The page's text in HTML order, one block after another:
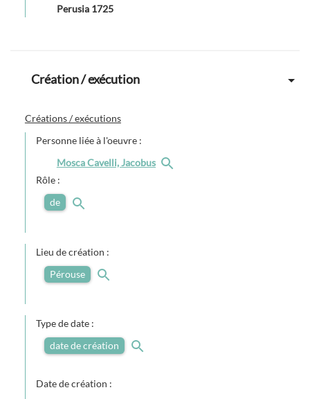
Perusia 1725
Création / exécution
Créations / exécutions
Personne liée à l'oeuvre :
Mosca Cavelli, Jacobus
Rôle :
de
Lieu de création :
Pérouse
Type de date :
date de création
Date de création :